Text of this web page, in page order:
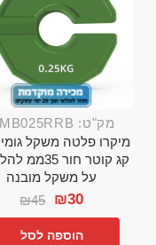
מק"ט: DMB025RRB
קג קוטר חור
על משקל מובנה
₪45 ₪30
הוספה לסל